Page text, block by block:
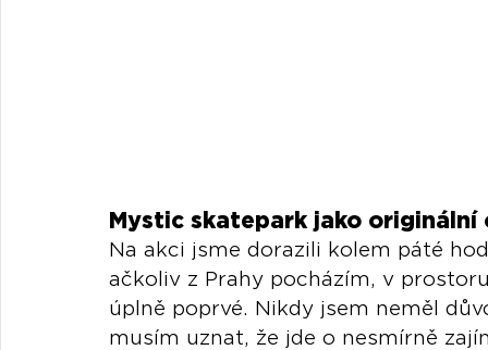
Mystic skatepark jako
Na akci jsme dorazili kolem páté
ačkoliv z Prahy pocházím, v
úplně poprvé. Nikdy jsem neměl
musím uznat, že jde o nesmírně